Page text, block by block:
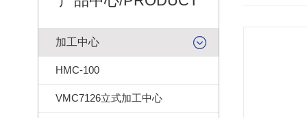
加工中心
HMC-100
VMC7126立式加工中心